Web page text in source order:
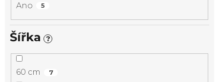
Ano 5
Šířka ?
60 cm 7